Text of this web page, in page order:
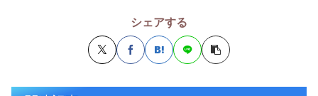
シェアする